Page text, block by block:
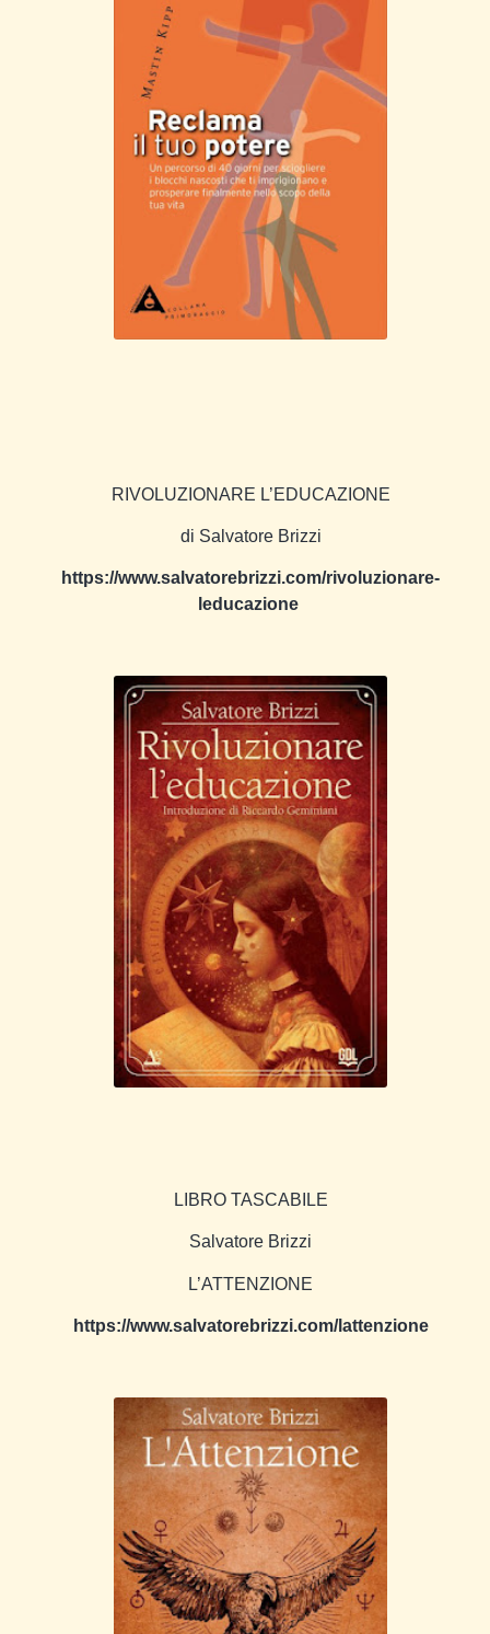
RIVOLUZIONARE L’EDUCAZIONE
di Salvatore Brizzi
https://www.salvatorebrizzi.com/rivoluzionare-
leducazione
LIBRO TASCABILE
Salvatore Brizzi
L’ATTENZIONE
https://www.salvatorebrizzi.com/lattenzione